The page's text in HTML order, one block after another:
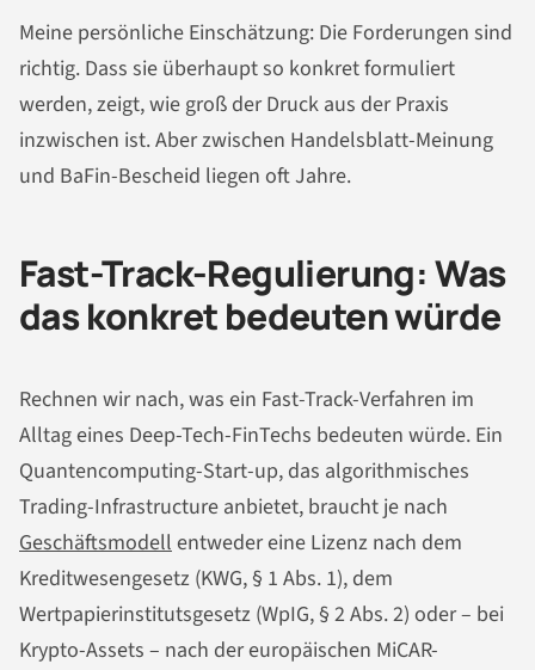
Meine persönliche Einschätzung: Die Forderungen sind
richtig. Dass sie überhaupt so konkret formuliert
werden, zeigt, wie groß der Druck aus der Praxis
inzwischen ist. Aber zwischen Handelsblatt-Meinung
und BaFin-Bescheid liegen oft Jahre.
Fast-Track-Regulierung: Was
das konkret bedeuten würde
Rechnen wir nach, was ein Fast-Track-Verfahren im
Alltag eines Deep-Tech-FinTechs bedeuten würde. Ein
Quantencomputing-Start-up, das algorithmisches
Trading-Infrastructure anbietet, braucht je nach
Geschäftsmodellentweder eine Lizenz nach dem
Kreditwesengesetz (KWG, § 1 Abs. 1), dem
Wertpapierinstitutsgesetz (WpIG, § 2 Abs. 2) oder – bei
Krypto-Assets – nach der europäischen MiCAR-